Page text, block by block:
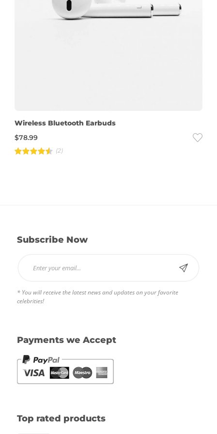
Wireless Bluetooth Earbuds
$78.99
(2)
Subscribe Now
* You will receive the latest news and updates on your favorite
celebrities!
Payments we Accept
Top rated products